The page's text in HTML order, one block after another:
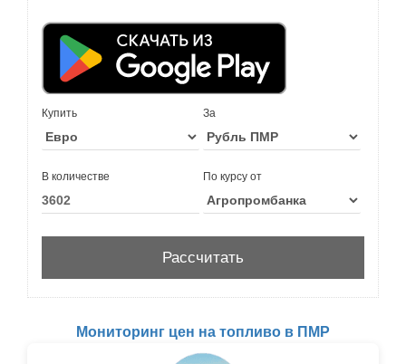
Купить За
В количестве По курсу от
Мониторинг цен на топливо в ПМР